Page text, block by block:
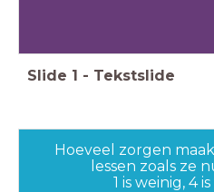
Slide 1 - Tekstslide
Hoeveel zorgen
lessen zoals ze
1 is weinig, 4 is